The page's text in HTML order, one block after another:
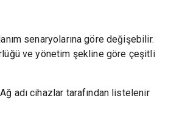
senaryolarına göre değişebilir.
ve yönetim şekline göre çeşitli
adı cihazlar tarafından listelenir